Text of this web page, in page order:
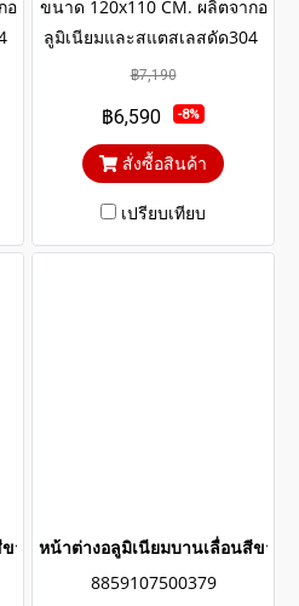
อ
ขนาด 120x110 CM. ผลิตจากอ
ลูมิเนียมและสแตสเลสดัด304
แข็งแรงทนทาน รับประกันไม่
กระจกสีเขียวใสตัดแสงป้องกัน
ความร้อนและรังสียูวี
฿7,190
฿6,590 -8%
สั่งซื้อสินค้า
เปรียบเทียบ
ขาวสแตนเลสดัด winking
หน้าต่างอลูมิเนียมบานเลื่อนสีขาว
8859107500379